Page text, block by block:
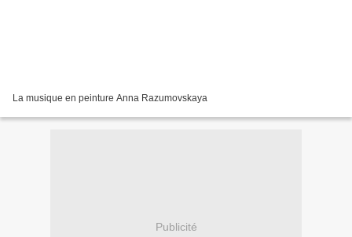
La musique en peinture Anna Razumovskaya
Publicité